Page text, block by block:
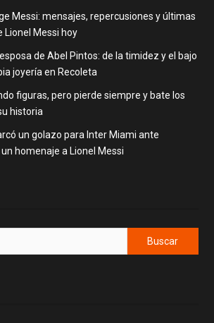
Messi: mensajes, repercusiones y últimas
Lionel Messi hoy
de Abel Pintos: de la timidez y el bajo
joyería en Recoleta
figuras, pero pierde siempre y bate los
historia
un golazo para Inter Miami ante
homenaje a Lionel Messi